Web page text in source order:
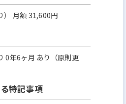
） 月額 31,600円
0年6ヶ月 あり（原則更
特記事項